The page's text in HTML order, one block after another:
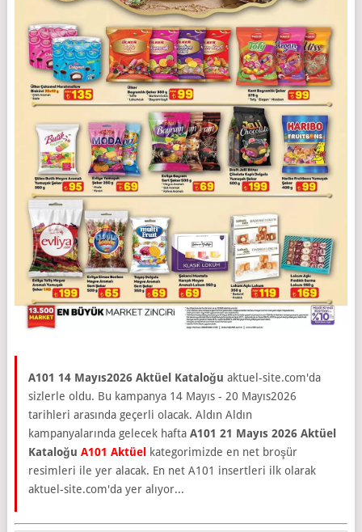
A101 14 Mayıs2026 Aktüel Kataloğu aktuel-site.com'da
sizlerle oldu. Bu kampanya 14 Mayıs - 20 Mayıs2026
tarihleri arasında geçerli olacak. Aldın Aldın
kampanyalarında gelecek hafta A101 21 Mayıs 2026 Aktüel
Kataloğu A101 Aktüel
kategorimizde en net broşür
resimleri ile yer alacak. En net A101 insertleri ilk olarak
aktuel-site.com'da yer alıyor...